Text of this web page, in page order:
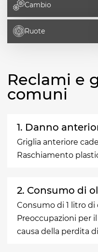
Cambio
Ruote
Reclami e
comuni
1. Danno
Griglia anteriore
Raschiamento
2. Consumo di
Consumo di 1 litro
Preoccupazioni per
causa della perdita